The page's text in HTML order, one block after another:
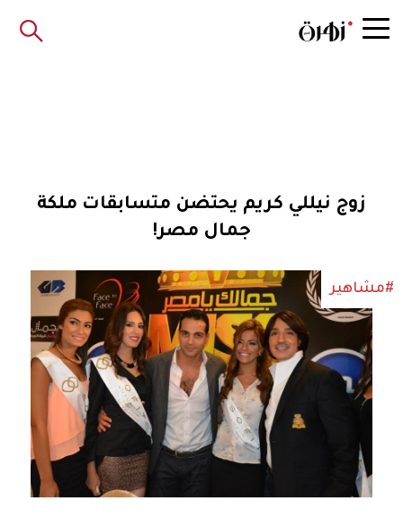
زوج نيللي كريم يحتضن متسابقات ملكة
جمال مصر!
#مشاهير